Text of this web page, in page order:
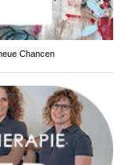
Chancen